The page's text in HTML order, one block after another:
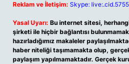
Reklam ve İletişim: Skype:
Yasal Uyarı: Bu internet sitesi,
şirketi ile hiçbir bağlantısı
hazırladığımız makaleler
haber niteliği taşımamakta olup,
paylaşım yapılmamaktadır. Gerçek